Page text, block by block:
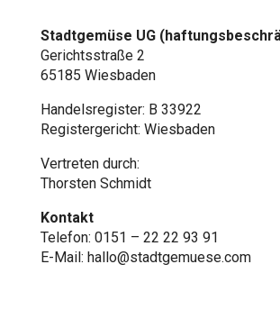
Stadtgemüse UG
Gerichtsstraße 2
65185 Wiesbaden
Handelsregister: B 33922
Registergericht: Wiesbaden
Vertreten durch:
Thorsten Schmidt
Kontakt
Telefon: 0151 – 22 22 93 91
E-Mail: hallo@stadtgemuese.com